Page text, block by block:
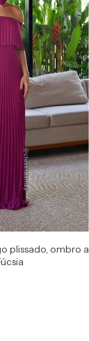
plissado, ombro a